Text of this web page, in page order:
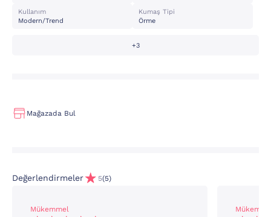
Kullanım
Modern/trend
Kumaş Tipi
Örme
+3
Mağazada Bul
Değerlendirmeler 5(5)
Mükemmel